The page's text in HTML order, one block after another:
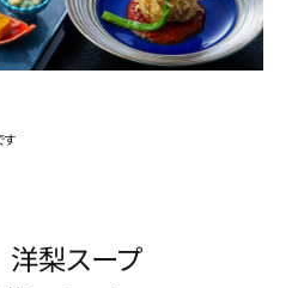
梨スープ